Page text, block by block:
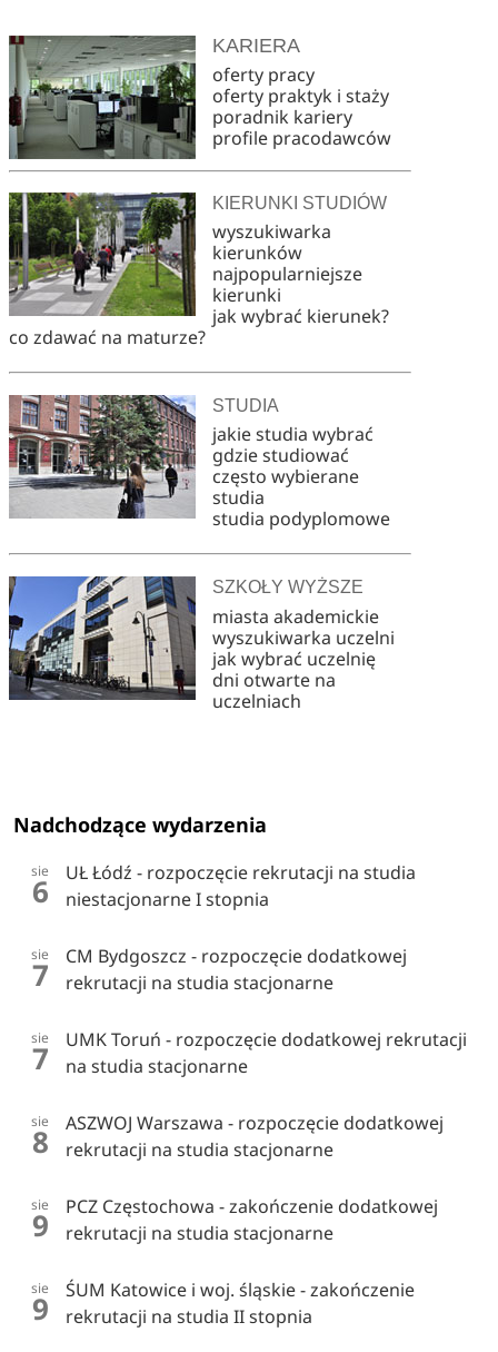
KARIERA
oferty pracy
oferty praktyk i staży
poradnik kariery
profile pracodawców
KIERUNKI STUDIÓW
wyszukiwarka
kierunków
najpopularniejsze
kierunki
jak wybrać kierunek?
co zdawać na maturze?
STUDIA
jakie studia wybrać
gdzie studiować
często wybierane
studia
studia podyplomowe
SZKOŁY WYŻSZE
miasta akademickie
wyszukiwarka uczelni
jak wybrać uczelnię
dni otwarte na
uczelniach
Nadchodzące wydarzenia
sie
6
UŁ Łódź - rozpoczęcie rekrutacji na studia
niestacjonarne I stopnia
sie
7
CM Bydgoszcz - rozpoczęcie dodatkowej
rekrutacji na studia stacjonarne
sie
7
UMK Toruń - rozpoczęcie dodatkowej rekrutacji
na studia stacjonarne
sie
8
ASZWOJ Warszawa - rozpoczęcie dodatkowej
rekrutacji na studia stacjonarne
sie
9
PCZ Częstochowa - zakończenie dodatkowej
rekrutacji na studia stacjonarne
sie
9
ŚUM Katowice i woj. śląskie - zakończenie
rekrutacji na studia II stopnia